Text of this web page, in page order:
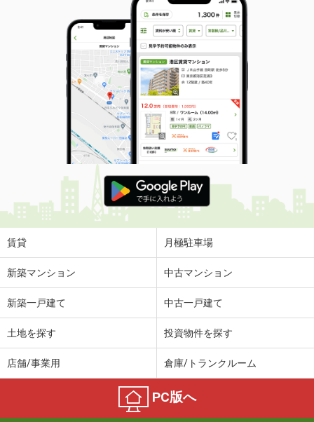
賃貸 月極駐車場
新築マンション 中古マンション
新築一戸建て 中古一戸建て
土地を探す 投資物件を探す
店舗/事業用 倉庫/トランクルーム
PC版へ